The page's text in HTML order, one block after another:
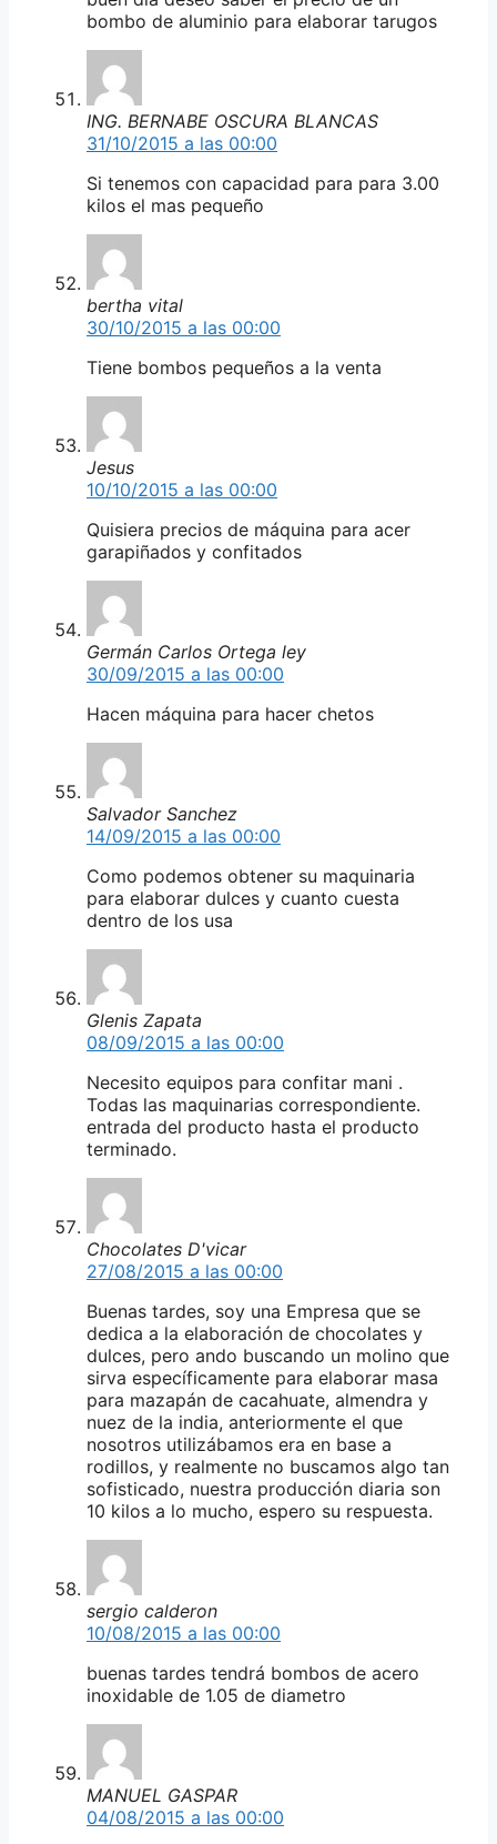
bombo de aluminio para elaborar tarugos
ING. BERNABE OSCURA BLANCAS
31/10/2015 a las 00:00
Si tenemos con capacidad para para 3.00
kilos el mas pequeño
bertha vital
30/10/2015 a las 00:00
Tiene bombos pequeños a la venta
Jesus
10/10/2015 a las 00:00
Quisiera precios de máquina para acer
garapiñados y confitados
Germán Carlos Ortega ley
30/09/2015 a las 00:00
Hacen máquina para hacer chetos
Salvador Sanchez
14/09/2015 a las 00:00
Como podemos obtener su maquinaria
para elaborar dulces y cuanto cuesta
dentro de los usa
Glenis Zapata
08/09/2015 a las 00:00
Necesito equipos para confitar mani .
Todas las maquinarias correspondiente.
entrada del producto hasta el producto
terminado.
Chocolates D'vicar
27/08/2015 a las 00:00
Buenas tardes, soy una Empresa que se
dedica a la elaboración de chocolates y
dulces, pero ando buscando un molino que
sirva específicamente para elaborar masa
para mazapán de cacahuate, almendra y
nuez de la india, anteriormente el que
nosotros utilizábamos era en base a
rodillos, y realmente no buscamos algo tan
sofisticado, nuestra producción diaria son
10 kilos a lo mucho, espero su respuesta.
sergio calderon
10/08/2015 a las 00:00
buenas tardes tendrá bombos de acero
inoxidable de 1.05 de diametro
MANUEL GASPAR
04/08/2015 a las 00:00